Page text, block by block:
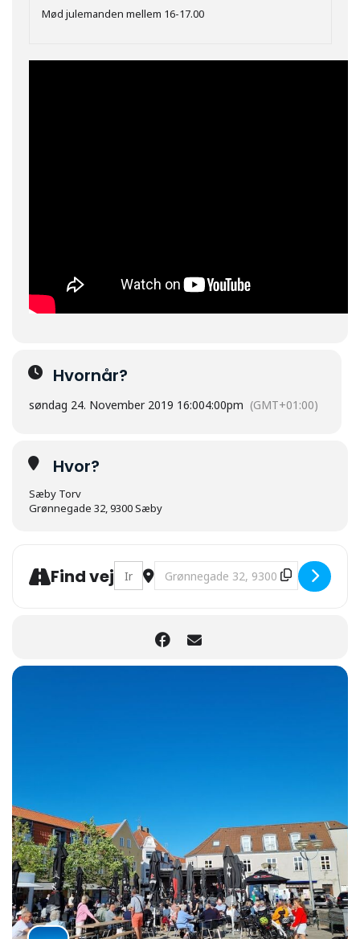
Mød julemanden mellem 16-17.00
Hvornår?
søndag 24. November 2019 16:004:00pm (GMT+01:00)
Hvor?
Sæby Torv
Grønnegade 32, 9300 Sæby
Find vej Address - Juletræet tændes på torvet
Destination Address - Juletræet